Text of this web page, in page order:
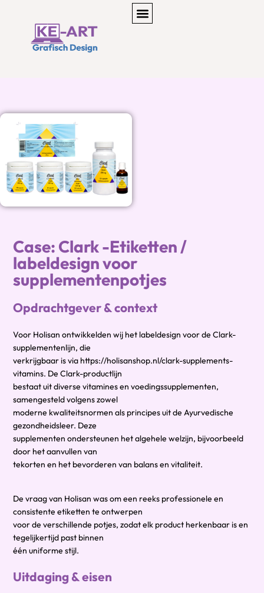
Case: Clark -Etiketten /
labeldesign voor
supplementenpotjes
Opdrachtgever & context
Voor Holisan ontwikkelden wij het labeldesign voor de Clark-
supplementenlijn, die
verkrijgbaar is via https://holisanshop.nl/clark-supplements-
vitamins. De Clark-productlijn
bestaat uit diverse vitamines en voedingssupplementen,
samengesteld volgens zowel
moderne kwaliteitsnormen als principes uit de Ayurvedische
gezondheidsleer. Deze
supplementen ondersteunen het algehele welzijn, bijvoorbeeld
door het aanvullen van
tekorten en het bevorderen van balans en vitaliteit.
De vraag van Holisan was om een reeks professionele en
consistente etiketten te ontwerpen
voor de verschillende potjes, zodat elk product herkenbaar is en
tegelijkertijd past binnen
één uniforme stijl.
Uitdaging & eisen